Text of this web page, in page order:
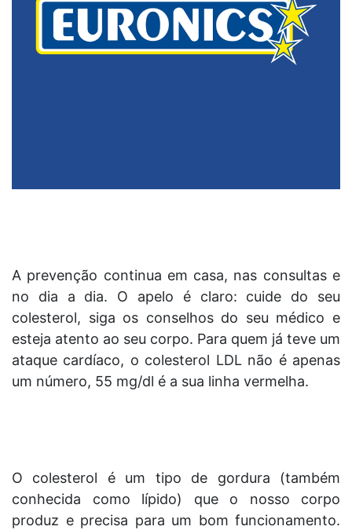
A prevenção continua em casa, nas consultas e
no dia a dia. O apelo é claro: cuide do seu
colesterol, siga os conselhos do seu médico e
esteja atento ao seu corpo. Para quem já teve um
ataque cardíaco, o colesterol LDL não é apenas
um número, 55 mg/dl é a sua linha vermelha.
O colesterol é um tipo de gordura (também
conhecida como lípido) que o nosso corpo
produz e precisa para um bom funcionamento.